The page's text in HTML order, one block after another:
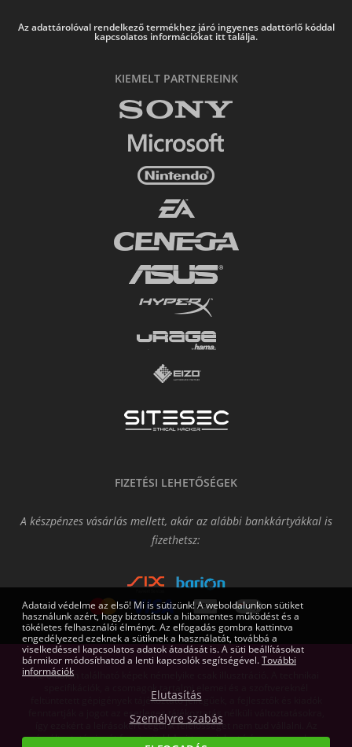
Az adattárolóval rendelkező termékhez járó ingyenes adattörlő kóddal
kapcsolatos információkat itt találja.
KIEMELT PARTNEREINK
FIZETÉSI LEHETŐSÉGEK
A készpénzes vásárlás mellett, akár az alábbi bankkártyákkal is
fizethetsz:
Az oldalon található képek némelyike csak illusztráció. A technikai
specifikációk, a csomagok tartalmi elemei és a szoftvereknél
feltüntetett gépigények tájékoztató jellegűek, a fejlesztők és kiadók
fenntartják a jogot az esetleges tájékoztatás nélküli változtatásokra,
így ezekért a leírásokért cégünk felelősséget nem tud vállalni. Az
árváltoztatás jogát fenntartjuk! Az itt megjelent írásos anyagok a
Adataid védelme az első! Mi is sütizünk! A weboldalunkon sütiket
használunk azért, hogy biztosítsuk a hibamentes működést és a
tökéletes felhasználói élményt. Az elfogadás gombra kattintva
engedélyezed ezeknek a sütiknek a használatát, továbbá a
viselkedéssel kapcsolatos adatok átadását is. A süti beállításokat
bármikor módosíthatod a lenti kapcsolók segítségével.További
információk
Elutasítás
Személyre szabás